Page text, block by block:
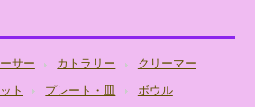
サー カトラリー
クリーマー
ト プレート・皿
ボウル